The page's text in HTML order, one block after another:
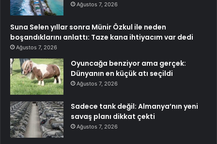
Ağustos 7, 2026
Suna Selen yıllar sonra Münir Özkul ile neden
boşandıklarını anlattı: Taze kana ihtiyacım var dedi
Ağustos 7, 2026
Oyuncağa benziyor ama gerçek:
Dünyanın en küçük atı seçildi
Ağustos 7, 2026
Sadece tank değil: Almanya’nın yeni
savaş planı dikkat çekti
Ağustos 7, 2026